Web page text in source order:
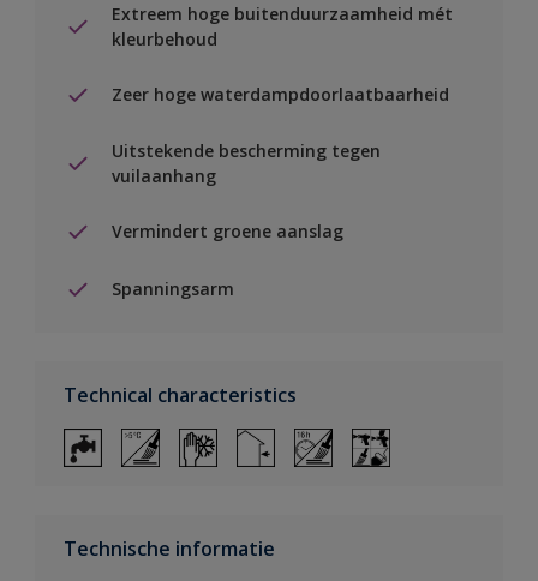
Extreem hoge buitenduurzaamheid mét
kleurbehoud
Zeer hoge waterdampdoorlaatbaarheid
Uitstekende bescherming tegen
vuilaanhang
Vermindert groene aanslag
Spanningsarm
Technical characteristics
Technische informatie